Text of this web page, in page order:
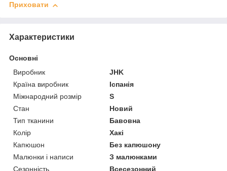
Приховати
Характеристики
Основні
Виробник
JHK
Країна виробник
Іспанія
Міжнародний розмір
S
Стан
Новий
Тип тканини
Бавовна
Колір
Хакі
Капюшон
Без капюшону
Малюнки і написи
З малюнками
Сезонність
Всесезонний